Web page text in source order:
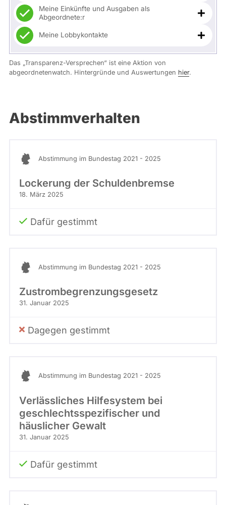
Meine Einkünfte und Ausgaben als
Abgeordnete:r
Meine Lobbykontakte
Das „Transparenz-Versprechen“ ist eine Aktion von
abgeordnetenwatch. Hintergründe und Auswertungen hier.
Abstimmverhalten
Abstimmung im Bundestag 2021 - 2025
Lockerung der Schuldenbremse
18. März 2025
Dafür gestimmt
Abstimmung im Bundestag 2021 - 2025
Zustrombegrenzungsgesetz
31. Januar 2025
Dagegen gestimmt
Abstimmung im Bundestag 2021 - 2025
Verlässliches Hilfesystem bei
geschlechtsspezifischer und
häuslicher Gewalt
31. Januar 2025
Dafür gestimmt